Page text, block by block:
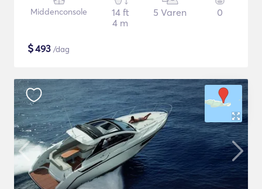
Middenconsole
14 ft
4 m
5 Varen 0
$493 /dag